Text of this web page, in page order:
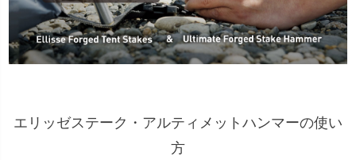
エリッゼステーク・アルティメットハンマーの使い
方